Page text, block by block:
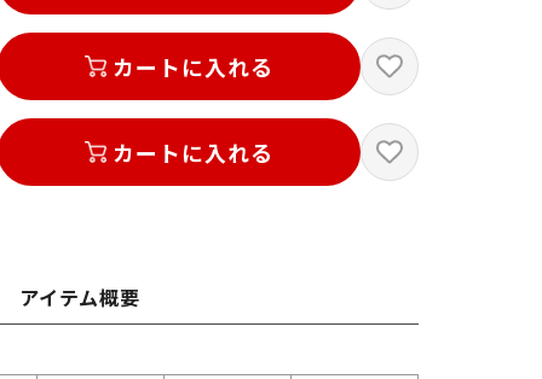
カートに入れる
カートに入れる
アイテム概要